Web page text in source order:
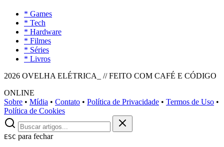
* Games
* Tech
* Hardware
* Filmes
* Séries
* Livros
2026 OVELHA ELÉTRICA_ // FEITO COM CAFÉ E CÓDIGO
ONLINE
Sobre • Mídia • Contato • Política de Privacidade • Termos de Uso •
Política de Cookies
ESC para fechar